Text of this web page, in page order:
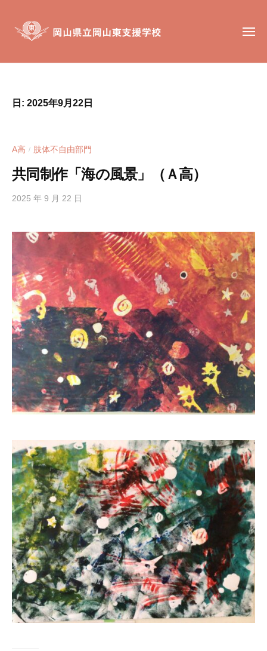
岡
山
支
援
校
岡
支
校
は
、
肢
自
由
部
門
と
知
的
障
害
部
門
を
し
た
特
別
支
援
学
校
で
す
。
メ
日: 2025年9月22日
A高 / 肢体不自由部門
共同制作「海の風景」（Ａ高）
2025 年 9 月 22 日
s
i
s
i
e
n
1
0
県
支
校